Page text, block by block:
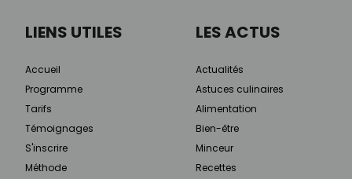
LIENS UTILES
Accueil
Programme
Tarifs
Témoignages
S'inscrire
Méthode
LES ACTUS
Actualités
Astuces culinaires
Alimentation
Bien-être
Minceur
Recettes